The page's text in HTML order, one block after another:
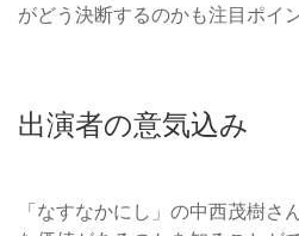
がどう決断するのかも注目ポイ
出演者の意気込み
「なすなかにし」の中西茂樹さ